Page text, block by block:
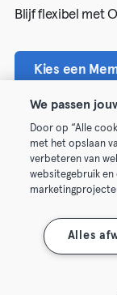
Blijf flexibel met
Kies een
Algemene
Trek hier je
We passen
Door op “Alle
met het opslaan
verbeteren van
websitegebruik
Alles